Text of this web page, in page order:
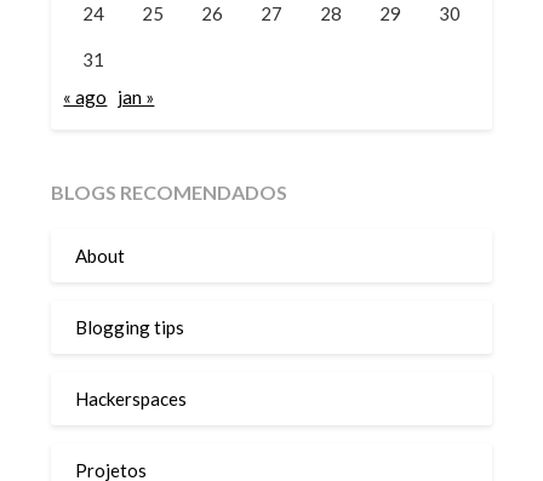
24 25 26 27 28 29 30
31
« ago
jan »
BLOGS RECOMENDADOS
About
Blogging tips
Hackerspaces
Projetos